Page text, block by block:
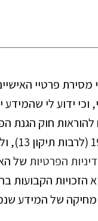
פרטיי
וכי ידוע לי שהמידע
חוק הגנת
הפרטיות של
הזכויות הקבועות
מחיקה של המידע